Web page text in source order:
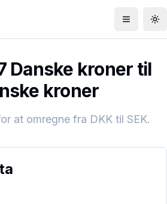
Åbn menu
Danske kroner til
kroner
at omregne fra DKKtil SEK.